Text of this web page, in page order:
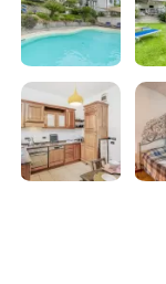
un soggiorno
Disposta su 2 livelli,
giorno con cucina e
camera da letto
Ti aspettiamo per
E' indispensabile
Sarà richiesta una